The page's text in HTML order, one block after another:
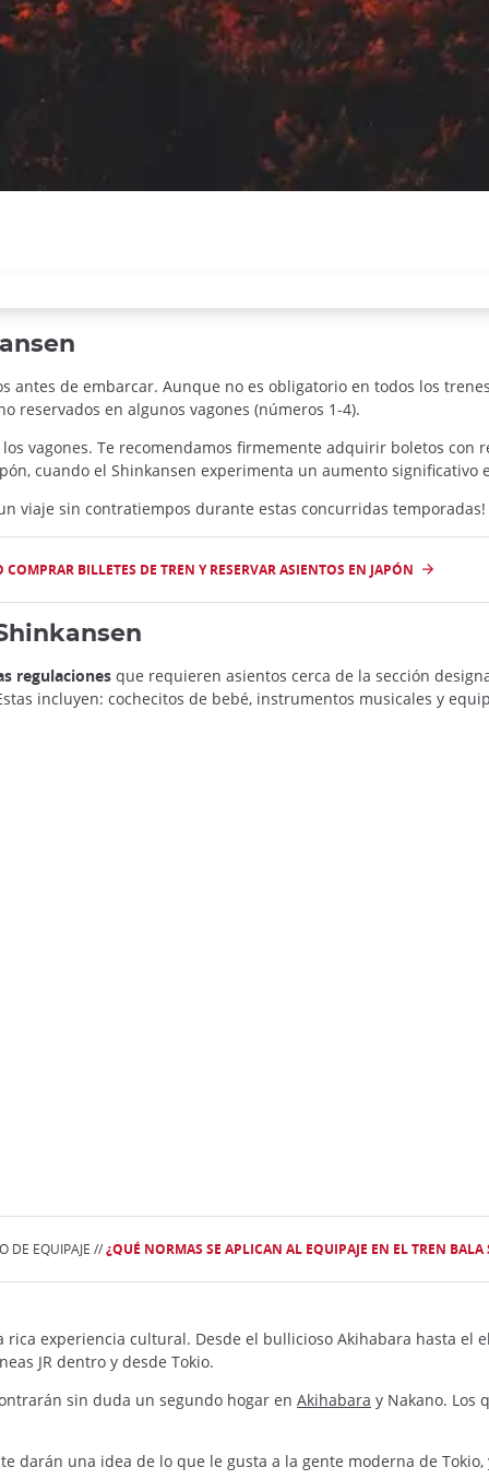
antes de embarcar. Aunque no es obligatorio en todos los
reservados en algunos vagones (números 1-4).
vagones. Te recomendamos firmemente adquirir boletos con
cuando el Shinkansen experimenta un aumento
viaje sin contratiempos durante estas concurridas
COMPRAR BILLETES DE TREN Y RESERVAR ASIENTOS EN JAPÓN
regulaciones que requieren asientos cerca de la sección
incluyen: cochecitos de bebé, instrumentos musicales y
DE EQUIPAJE //¿QUÉ NORMAS SE APLICAN AL EQUIPAJE EN EL TREN
experiencia cultural. Desde el bullicioso Akihabara hasta el
JR dentro y desde Tokio.
sin duda un segundo hogar en Akihabara y Nakano. Los
darán una idea de lo que le gusta a la gente moderna de